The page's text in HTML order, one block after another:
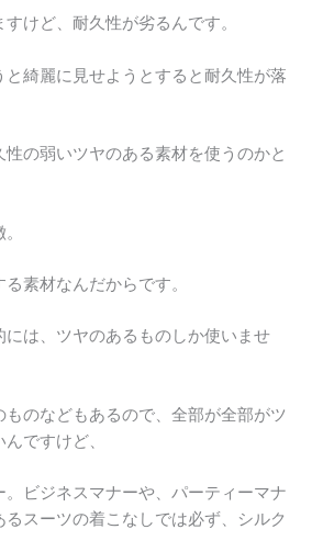
けど、耐久性が劣るんです。
綺麗に見せようとすると耐久性が落
の弱いツヤのある素材を使うのかと
素材なんだからです。
には、ツヤのあるものしか使いませ
のなどもあるので、全部が全部がツ
ですけど、
ビジネスマナーや、パーティーマナ
スーツの着こなしでは必ず、シルク